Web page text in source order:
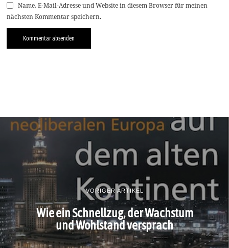
Name, E-Mail-Adresse und Website in diesem Browser für meinen
nächsten Kommentar speichern.
VORIGER ARTIKEL
Wie ein Schnellzug, der Wachstum
und Wohlstand versprach